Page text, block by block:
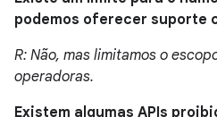
podemos oferecer suporte
R: Não, mas limitamos o
operadoras.
Existem algumas APIs